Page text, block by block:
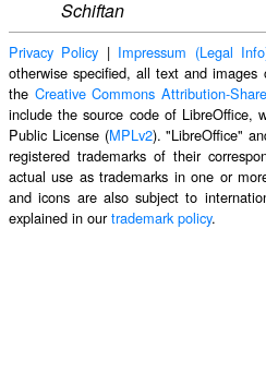
Schiftan
Privacy Policy | Impressum (Legal
otherwise specified, all text and
the Creative Commons Attribution-
include the source code of LibreOffice,
Public License (MPLv2). "LibreOffice"
registered trademarks of their
actual use as trademarks in one or
and icons are also subject to
explained in ourtrademark policy.